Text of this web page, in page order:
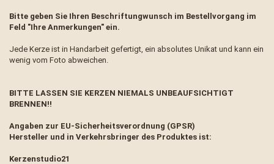
Bitte geben Sie Ihren Beschriftungwunsch im Bestellvorgang im
Feld "Ihre Anmerkungen" ein.
Jede Kerze ist in Handarbeit gefertigt, ein absolutes Unikat und kann ein
wenig vom Foto abweichen.
BITTE LASSEN SIE KERZEN NIEMALS UNBEAUFSICHTIGT
BRENNEN!!
Angaben zur EU-Sicherheitsverordnung (GPSR)
Hersteller und in Verkehrsbringer des Produktes ist:
Kerzenstudio21